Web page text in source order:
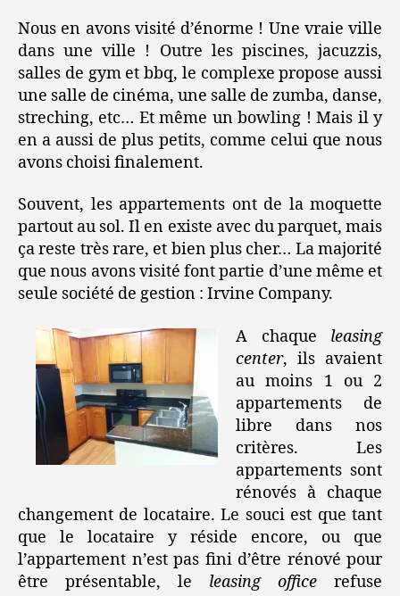
Nous en avons visité d’énorme ! Une vraie ville
dans une ville ! Outre les piscines, jacuzzis,
salles de gym et bbq, le complexe propose aussi
une salle de cinéma, une salle de zumba, danse,
streching, etc… Et même un bowling ! Mais il y
en a aussi de plus petits, comme celui que nous
avons choisi finalement.
Souvent, les appartements ont de la moquette
partout au sol. Il en existe avec du parquet, mais
ça reste très rare, et bien plus cher… La majorité
que nous avons visité font partie d’une même et
seule société de gestion : Irvine Company.
A chaque leasing
center, ils avaient
au moins 1 ou 2
appartements de
libre dans nos
critères. Les
appartements sont
rénovés à chaque
changement de locataire. Le souci est que tant
que le locataire y réside encore, ou que
l’appartement n’est pas fini d’être rénové pour
être présentable, le leasing office refuse